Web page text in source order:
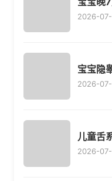
2026-
宝宝隐
2026-
儿童舌
2026-